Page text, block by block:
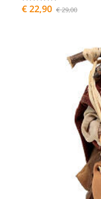
€ 22,90 € 29,00